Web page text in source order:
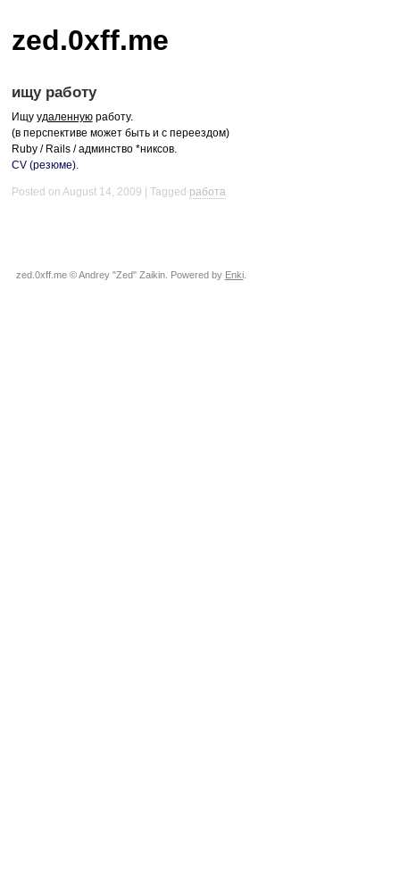
zed.0xff.me
ищу работу
Ищу удаленнуюработу.
(в перспективе может быть и с переездом)
Ruby / Rails / админство *никсов.
CV (резюме).
Posted on August 14, 2009 Tagged работа
zed.0xff.me © Andrey "Zed" Zaikin. Powered by Enki.